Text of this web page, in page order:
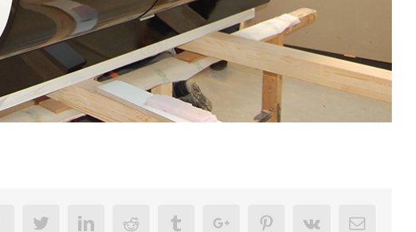
FacebookTwitterLinkedinReddit TumblrGoogle+ PinterestVk Email